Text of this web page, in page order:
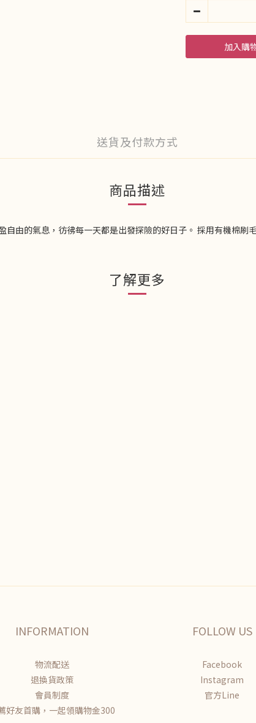
加入購
送貨及付款方式
商品描述
由的氣息，彷彿每一天都是出發探險的好日子。 採用有機棉
了解更多
INFORMATION
物流配送
退換貨政策
會員制度
好友首購，一起領購物金300
FOLLOW US
Facebook
Instagram
官方Line